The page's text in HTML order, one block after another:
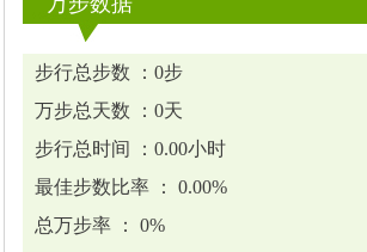
步行总步数 ：0步
万步总天数 ：0天
步行总时间 ：0.00小时
最佳步数比率 ： 0.00%
总万步率 ： 0%